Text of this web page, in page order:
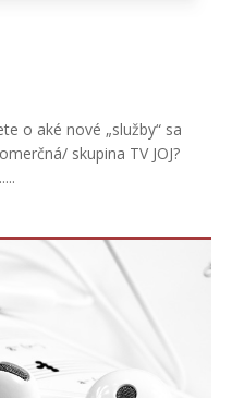
o aké nové „služby“ sa
skupina TV JOJ?